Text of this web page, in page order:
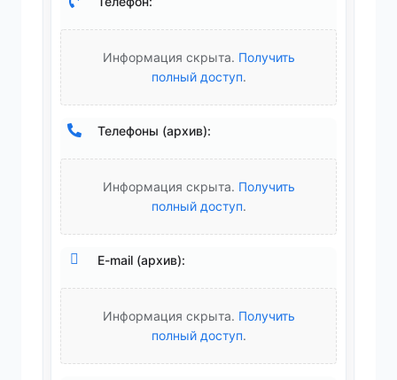
Информация скрыта. Получить
полный доступ.
Телефоны (архив):
Информация скрыта. Получить
полный доступ.
E-mail (архив):
Информация скрыта. Получить
полный доступ.